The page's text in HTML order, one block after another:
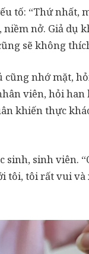
tố: “Thứ nhất,
nở. Giả dụ
sẽ không
nhớ mặt,
viên, hỏi han
khiến thực
sinh, sinh viên.
tôi, tôi rất vui và